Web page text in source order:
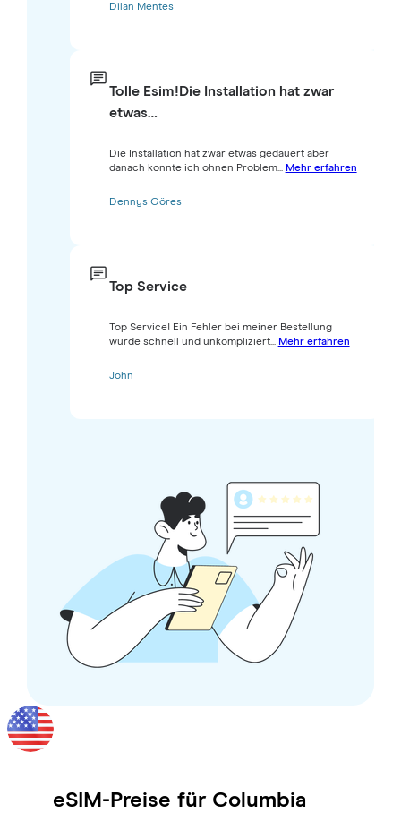
Dilan Mentes
Tolle Esim!Die Installation hat zwar
etwas…
Die Installation hat zwar etwas gedauert aber
danach konnte ich ohnen Problem... Mehr erfahren
Dennys Göres
Top Service
Top Service! Ein Fehler bei meiner Bestellung
wurde schnell und unkompliziert... Mehr erfahren
John
eSIM-Preise für Columbia